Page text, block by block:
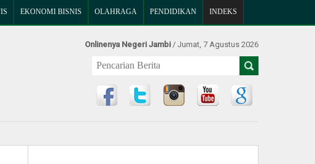
EKONOMI BISNIS OLAHRAGA PENDIDIKAN INDEKS
Onlinenya Negeri Jambi / Jumat, 7 Agustus 2026